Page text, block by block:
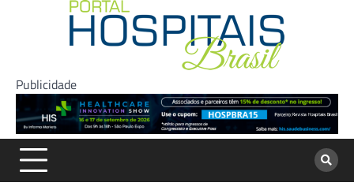
Publicidade